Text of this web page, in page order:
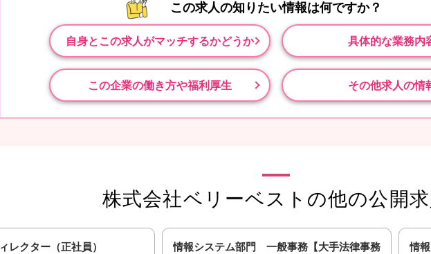
この求人の知りたい情報は何ですか？
自身とこの求人がマッチするかどうか 具体的な業務内
この企業の働き方や福利厚生 その他求人の情
株式会社ベリーベストの他の公開
レクター（正社員）
情報システム部門 一般事務【大手法律事務
情